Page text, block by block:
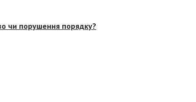
чи порушення порядку?